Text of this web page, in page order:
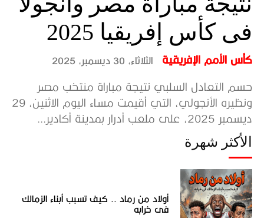
فى كأس إفريقيا 2025
كأس الأمم الإفريقية الثلاثاء، 30 ديسمبر، 2025
حسم التعادل السلبي نتيجة مباراة منتخب مصر
ونظيره الأنجولي، التي أقيمت مساء اليوم الاثنين، 29
ديسمبر 2025، على ملعب أدرار بمدينة أكادير...
الأكثر شهرة
أولاد من رماد .. كيف تسبب أبناء الزمالك
فى خرابه